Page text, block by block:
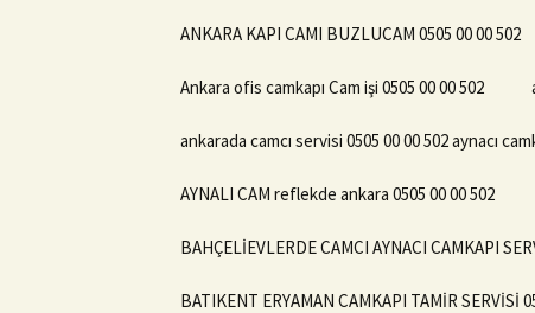
ANKARA KAPI CAMI BUZLUCAM 0505 00 00 502
Ankara ofis camkapı Cam işi 0505 00 00 502
ankarada camcı servisi 0505 00 00 502 aynacı
AYNALI CAM reflekde ankara 0505 00 00 502
BAHÇELİEVLERDE CAMCI AYNACI CAMKAPI
BATIKENT ERYAMAN CAMKAPI TAMİR SERVİSİ